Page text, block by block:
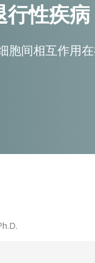
行性疾病
胞间相互作用